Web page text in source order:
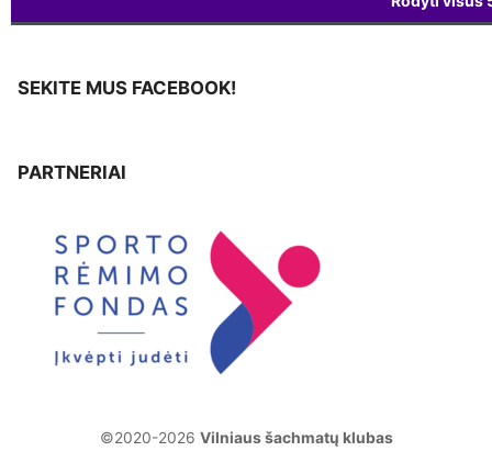
SEKITE MUS FACEBOOK!
PARTNERIAI
©2020-2026 Vilniaus šachmatų klubas